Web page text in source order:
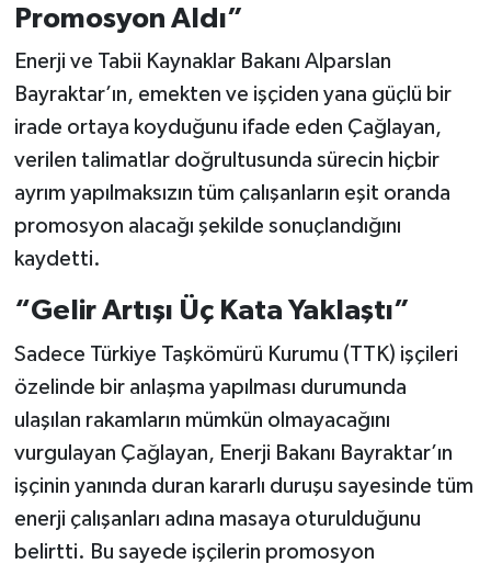
Promosyon Aldı”
Enerji ve Tabii Kaynaklar Bakanı Alparslan
Bayraktar’ın, emekten ve işçiden yana güçlü bir
irade ortaya koyduğunu ifade eden Çağlayan,
verilen talimatlar doğrultusunda sürecin hiçbir
ayrım yapılmaksızın tüm çalışanların eşit oranda
promosyon alacağı şekilde sonuçlandığını
kaydetti.
“Gelir Artışı Üç Kata Yaklaştı”
Sadece Türkiye Taşkömürü Kurumu (TTK) işçileri
özelinde bir anlaşma yapılması durumunda
ulaşılan rakamların mümkün olmayacağını
vurgulayan Çağlayan, Enerji Bakanı Bayraktar’ın
işçinin yanında duran kararlı duruşu sayesinde tüm
enerji çalışanları adına masaya oturulduğunu
belirtti. Bu sayede işçilerin promosyon